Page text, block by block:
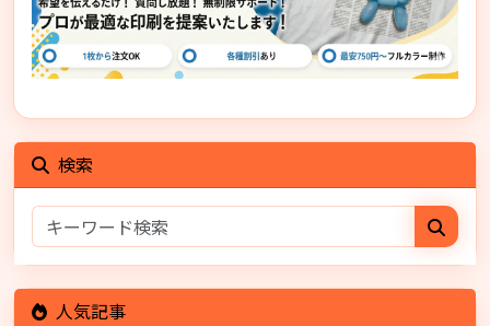
検索
人気記事